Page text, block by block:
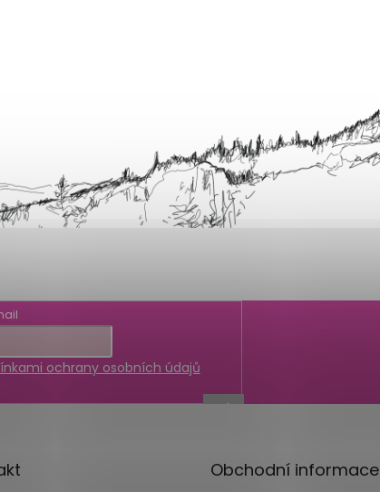
ochrany osobních údajů
Obchodní informace